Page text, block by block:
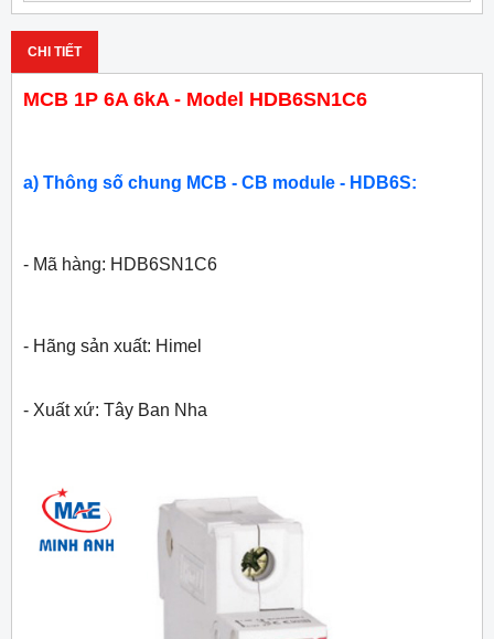
CHI TIẾT
MCB 1P 6A 6kA - Model HDB6SN1C6
a) Thông số chung MCB - CB module - HDB6S:
- Mã hàng: HDB6SN1C6
- Hãng sản xuất: Himel
- Xuất xứ: Tây Ban Nha